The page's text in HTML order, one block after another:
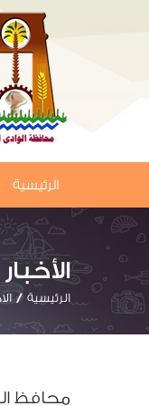
الرئيسية
الأخبار
الرئيسية
محافظ